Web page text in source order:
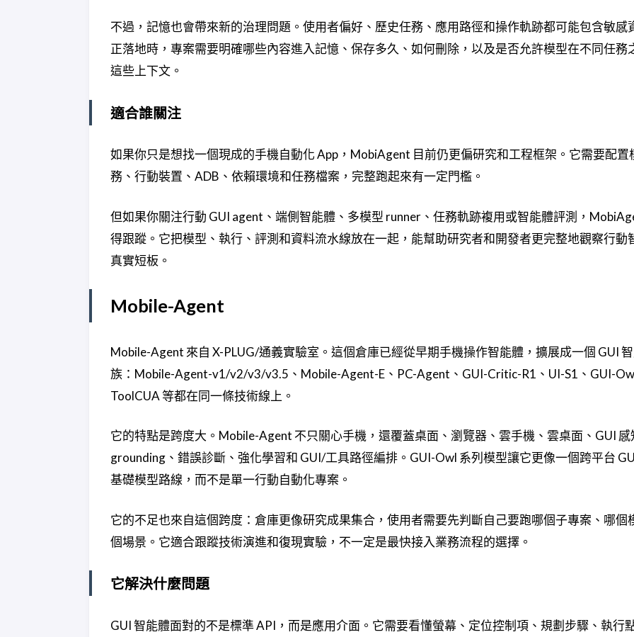
不過，記憶也會帶來新的治理問題。使用者偏好、歷史任務、應用路徑和操作軌跡都可能包含敏感
正落地時，專案需要明確哪些內容進入記憶、保存多久、如何刪除，以及是否允許模型在不同任務
這些上下文。
適合誰關注
如果你只是想找一個現成的手機自動化 App，MobiAgent 目前仍更偏研究和工程框架。它需要配置
務、行動裝置、ADB、依賴環境和任務檔案，完整跑起來有一定門檻。
但如果你關注行動 GUI agent、端側智能體、多模型 runner、任務軌跡複用或智能體評測，
得跟蹤。它把模型、執行、評測和資料流水線放在一起，能幫助研究者和開發者更完整地觀察行動
真實短板。
Mobile-Agent
Mobile-Agent 來自 X-PLUG/通義實驗室。這個倉庫已經從早期手機操作智能體，擴展成一個 GUI
族：Mobile-Agent-v1/v2/v3/v3.5、Mobile-Agent-E、PC-Agent、GUI-Critic-R1、UI-S1、GUI-
ToolCUA 等都在同一條技術線上。
它的特點是跨度大。Mobile-Agent 不只關心手機，還覆蓋桌面、瀏覽器、雲手機、雲桌面、GUI 感
grounding、錯誤診斷、強化學習和 GUI/工具路徑編排。GUI-Owl 系列模型讓它更像一個跨平台
基礎模型路線，而不是單一行動自動化專案。
它的不足也來自這個跨度：倉庫更像研究成果集合，使用者需要先判斷自己要跑哪個子專案、哪個
個場景。它適合跟蹤技術演進和復現實驗，不一定是最快接入業務流程的選擇。
它解決什麼問題
GUI 智能體面對的不是標準 API，而是應用介面。它需要看懂螢幕、定位控制項、規劃步驟、執行